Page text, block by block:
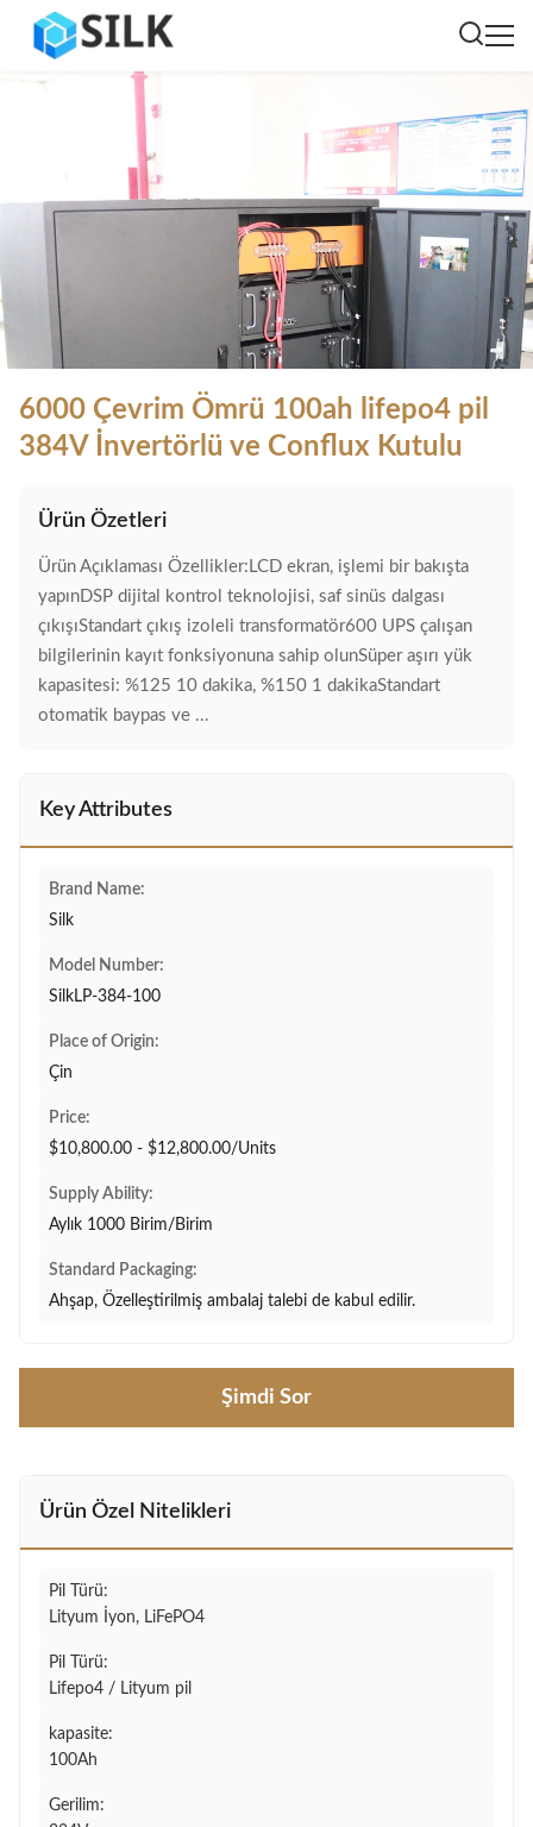
6000 Çevrim Ömrü 100ah lifepo4 pil
384V İnvertörlü ve Conflux Kutulu
Ürün Özetleri
Ürün Açıklaması Özellikler:LCD ekran, işlemi bir bakışta
yapınDSP dijital kontrol teknolojisi, saf sinüs dalgası
çıkışıStandart çıkış izoleli transformatör600 UPS çalışan
bilgilerinin kayıt fonksiyonuna sahip olunSüper aşırı yük
kapasitesi: %125 10 dakika, %150 1 dakikaStandart
otomatik baypas ve ...
Key Attributes
Brand Name:
Silk
Model Number:
SilkLP-384-100
Place of Origin:
Çin
Price:
$10,800.00 - $12,800.00/Units
Supply Ability:
Aylık 1000 Birim/Birim
Standard Packaging:
Ahşap, Özelleştirilmiş ambalaj talebi de kabul edilir.
Şimdi Sor
Ürün Özel Nitelikleri
Pil Türü:
Lityum İyon, LiFePO4
Pil Türü:
Lifepo4 / Lityum pil
kapasite:
100Ah
Gerilim: